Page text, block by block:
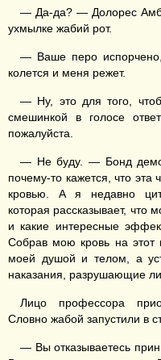
— Да-да? — Долорес
ухмылке жабий рот.
— Ваше перо
колется и меня режет.
— Ну, это для того,
смешинкой в голосе
пожалуйста.
— Не буду. — Бонд
почему-то кажется, что
кровью. А я недавно
которая рассказывает, что
и какие интересные
Собрав мою кровь на этот
моей душой и телом, а
наказания, разрушающие
Лицо профессора
Словно жабой запустили в
— Вы отказываетесь